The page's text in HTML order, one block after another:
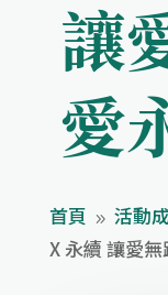
讓
愛
首頁 9 活動
X 永續 讓愛